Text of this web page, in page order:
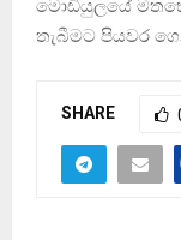
මොඩියුලයේ
තැබීමට පියවර
SHARE